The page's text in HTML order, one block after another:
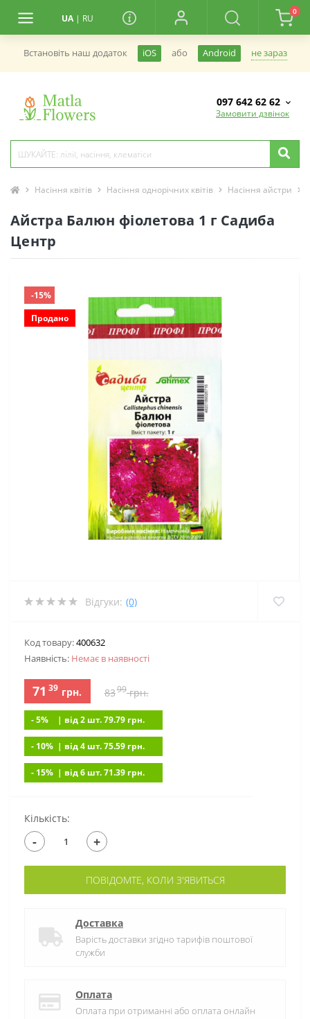
UA | RU
0
Встановiть наш додаток iOS або Android не зараз
097 642 62 62
Замовити дзвінок
Насіння квітів Насіння однорічних квітів Насіння айстри
Айстра Балюн фіолетова 1 г Садиба
Центр
-15%
Продано
Відгуки: (0)
Код товару:400632
Наявність: Немає в наявностi
71 39 грн. 8399грн.
- 5% | вiд 2 шт. 79.79 грн.
- 10% | вiд 4 шт. 75.59 грн.
- 15% | вiд 6 шт. 71.39 грн.
Кількість:
- +
ПОВІДОМТЕ, КОЛИ З'ЯВИТЬСЯ
Доставка
Варість доставки згідно тарифів поштової
служби
Оплата
Оплата при отриманні або оплата онлайн